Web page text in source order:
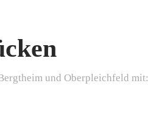
und Oberpleichfeld mit: